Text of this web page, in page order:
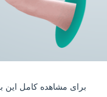
برای مشاهده کامل این